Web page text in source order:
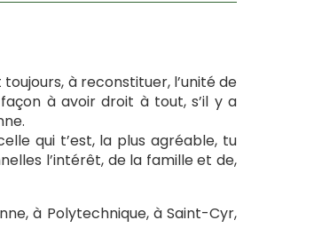
toujours, à reconstituer, l’unité de
à avoir droit à tout, s’il y a
qui t’est, la plus agréable, tu
l’intérêt, de la famille et de,
à Polytechnique, à Saint-Cyr,